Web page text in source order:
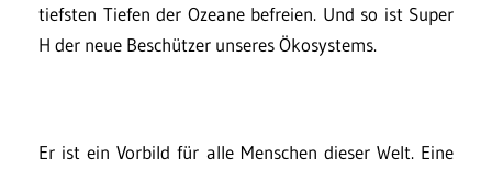
tiefsten Tiefen der Ozeane befreien. Und so ist Super
H der neue Beschützer unseres Ökosystems.
Er ist ein Vorbild für alle Menschen dieser Welt. Eine